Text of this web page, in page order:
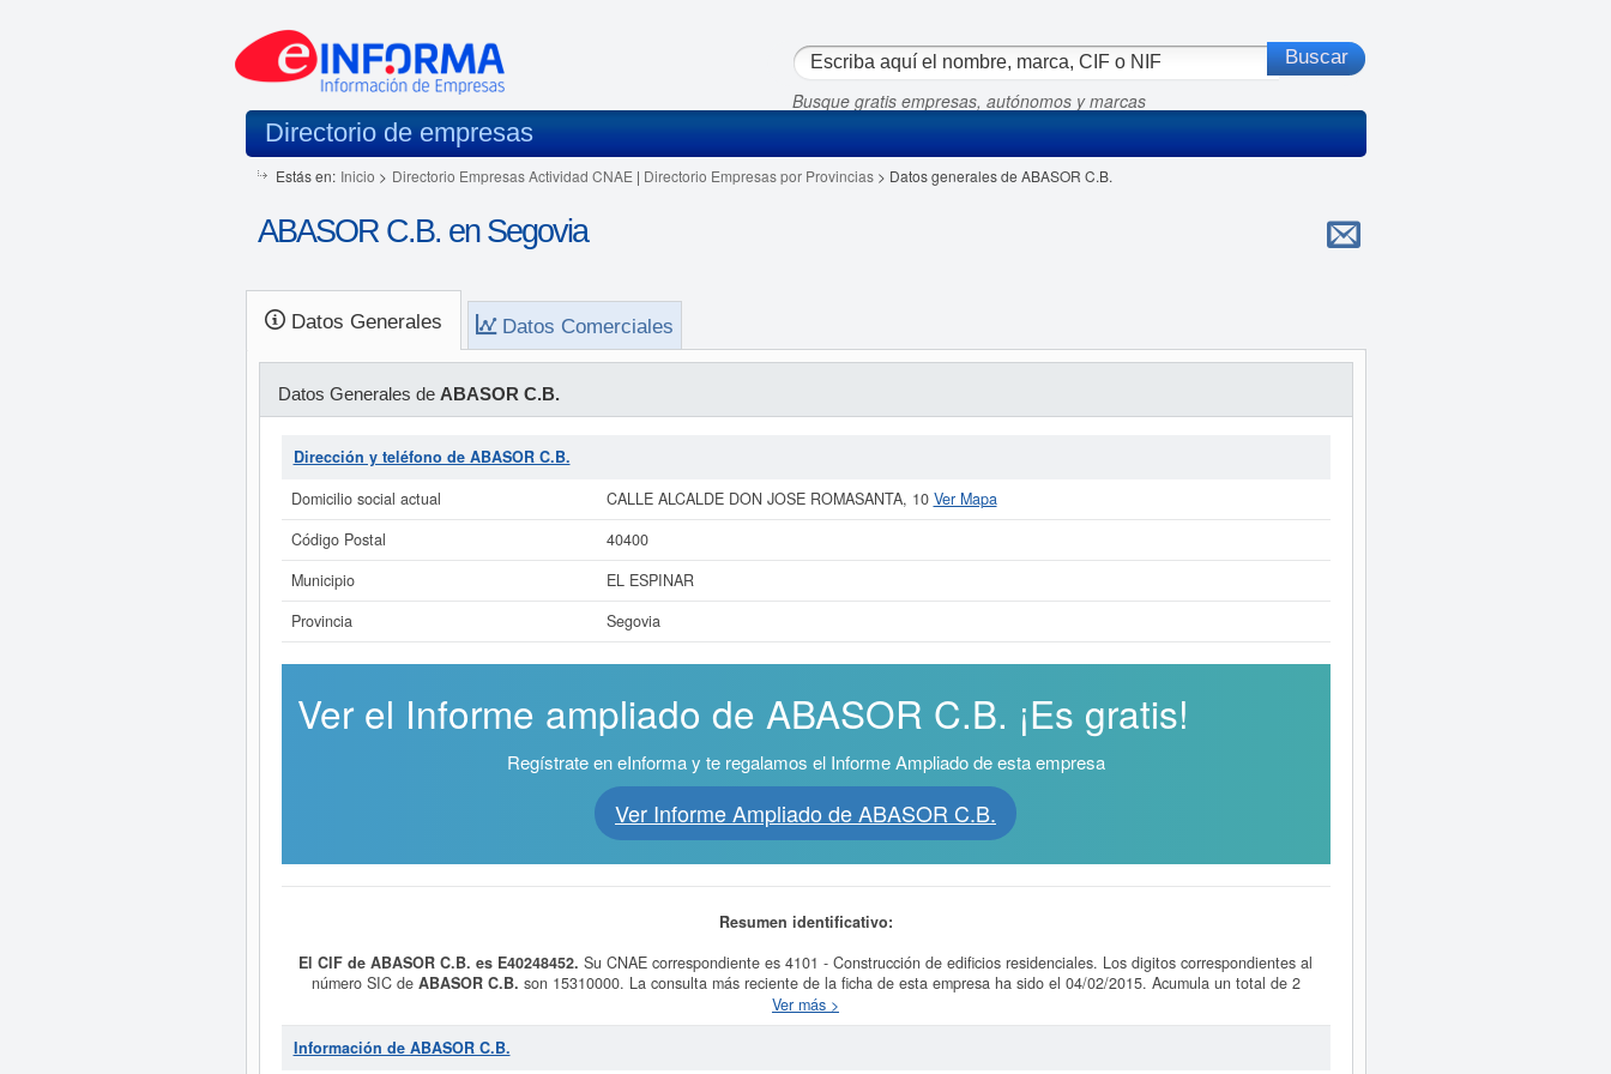
Busque gratis empresas, autónomos y marcas
Directorio de empresas
Estás en: Inicio > Directorio Empresas Actividad CNAE | Directorio Empresas por Provincias> Datos generales de ABASOR C.B.
ABASOR C.B. en Segovia
Datos Generales Datos Comerciales
Datos Generales de ABASOR C.B.
Dirección y teléfono de ABASOR C.B.
Domicilio social actual
CALLE ALCALDE DON JOSE ROMASANTA, 10 Ver Mapa
Código Postal
40400
Municipio
EL ESPINAR
Provincia
Segovia
Ver el Informe ampliado de ABASOR C.B. ¡Es gratis!
Regístrate en eInforma y te regalamos el Informe Ampliado de esta empresa
Ver Informe Ampliado de ABASOR C.B.
Resumen identificativo:
El CIF de ABASOR C.B. es E40248452. Su CNAE correspondiente es 4101 - Construcción de edificios residenciales. Los digitos correspondientes al
número SIC de ABASOR C.B. son 15310000. La consulta más reciente de la ficha de esta empresa ha sido el 04/02/2015. Acumula un total de 2
consultas. Esta empresa y las similares de su sector pueden pedir algunas subvenciones. Si desea saber cuales son puede hacer la consulta en esta
página.
Si está interesado en conocer más datos de la empresa ABASOR C.B. puede
Ver más >
Información de ABASOR C.B.